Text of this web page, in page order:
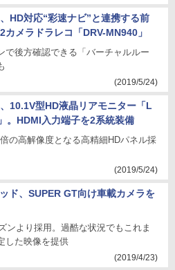
HD対応“彩速ナビ”と連携する前
カメラドラレコ「DRV-MN940」
で後方確認できる「バーチャルルー
(2019/5/24)
10.1V型HD液晶リアモニター「L
。HDMI入力端子を2系統装備
の高解像度となる高精細HDパネル採
(2019/5/24)
ド、SUPER GT向け車載カメラを
ンより採用。過酷な状況でもこれま
した映像を提供
(2019/4/23)